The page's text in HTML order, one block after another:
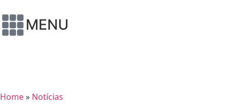
MENU
Home» Notícias